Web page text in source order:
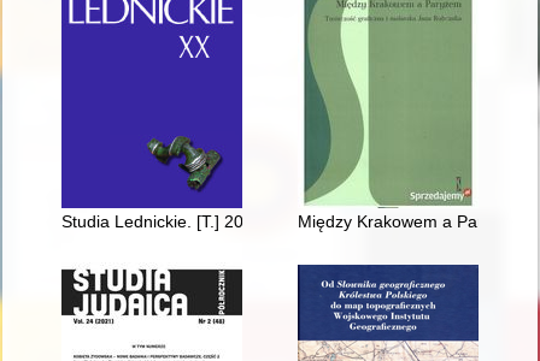
Studia Lednickie. [T.] 20 (2021) Między Krakowem a Paryżem